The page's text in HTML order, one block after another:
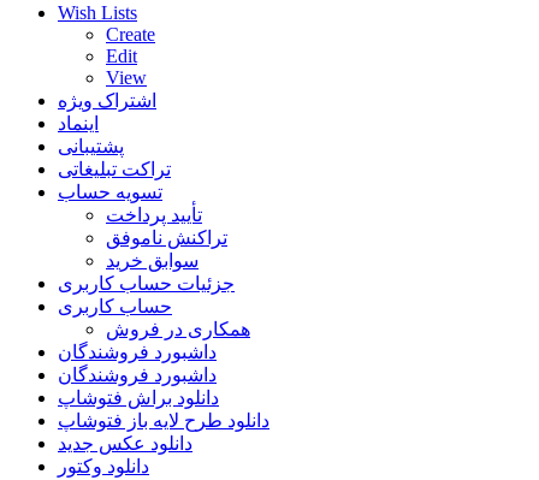
Wish Lists
Create
Edit
View
اشتراک ویژه
اینماد
پشتیبانی
تراکت تبلیغاتی
تسویه حساب
تأیید پرداخت
تراکنش ناموفق
سوابق خرید
جزئیات حساب کاربری
حساب کاربری
همکاری در فروش
داشبورد فروشندگان
داشبورد فروشندگان
دانلود براش فتوشاپ
دانلود طرح لایه باز فتوشاپ
دانلود عکس جدید
دانلود وکتور